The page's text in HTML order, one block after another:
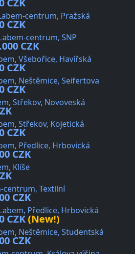
CZK
centrum, Pražská
CZK
centrum, SNP
CZK
Všebořice, Havířská
CZK
Neštěmice, Seifertova
CZK
Střekov, Novoveská
Střekov, Kojetická
CZK
Předlice, Hrbovická
CZK
Klíše
centrum, Textilní
CZK
Předlice, Hrbovická
CZK(New!)
Neštěmice, Studentská
CZK